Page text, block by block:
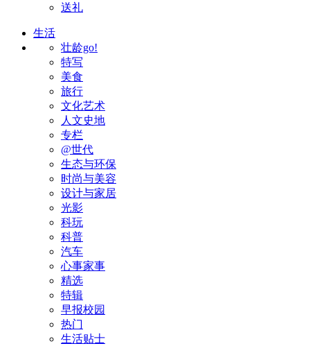
送礼
生活
壮龄go!
特写
美食
旅行
文化艺术
人文史地
专栏
@世代
生态与环保
时尚与美容
设计与家居
光影
科玩
科普
汽车
心事家事
精选
特辑
早报校园
热门
生活贴士